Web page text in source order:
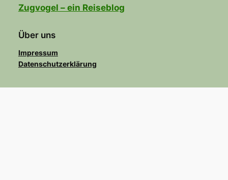
Zugvogel – ein Reiseblog
Über uns
Impressum
Datenschutzerklärung